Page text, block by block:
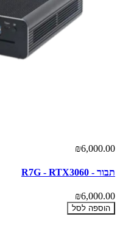
₪6,000.00
תבור - R7G - RTX3060
₪6,000.00
הוספה לסל